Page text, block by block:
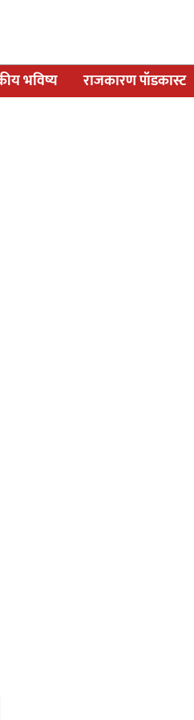
भविष्य राजकारण पॉडकास्ट